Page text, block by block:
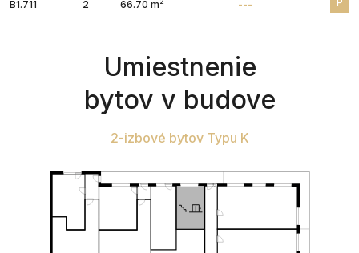
B1.711 2 66.70 m ---
Umiestnenie
bytov v budove
2-izbové bytov Typu K